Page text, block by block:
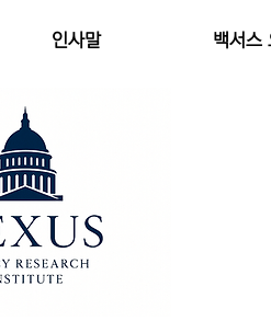
인사말 백서스